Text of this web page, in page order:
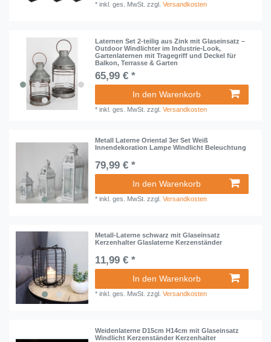
*inkl. ges. MwSt. zzgl.Versandkosten
Laternen Set 2-teilig aus Zink mit Glaseinsatz –
Outdoor Windlichter im Industrie-Look,
Gartenlaternen mit Tragegriff und Deckel für
Balkon, Terrasse & Garten
65,99 € *
In den Warenkorb
*inkl. ges. MwSt. zzgl.Versandkosten
Metall Laterne Oriental 3er Set Weiß
Innendekoration Lampe Windlicht Beleuchtung
79,99 € *
In den Warenkorb
*inkl. ges. MwSt. zzgl.Versandkosten
Metall-Laterne schwarz mit Glaseinsatz
Kerzenhalter Glaslaterne Kerzenständer
11,99 € *
In den Warenkorb
*inkl. ges. MwSt. zzgl.Versandkosten
Weidenlaterne D15cm H14cm mit Glaseinsatz
Windlicht Kerzenständer Kerzenhalter